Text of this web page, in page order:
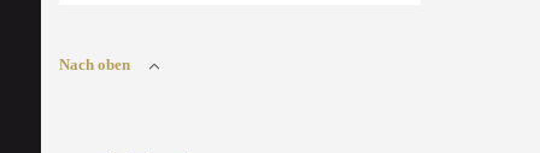
Nach oben